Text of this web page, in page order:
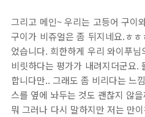
그리고 메인~ 우리는 고등어 구이
구이가 비쥬얼은 좀 뒤지네요.ㅎ
었습니다. 희한하게 우리 와이푸
비릿하다는 평가가 내려지더군요.
합니다만.. 그래도 좀 비리다는 느
스를 옆에 놔두는 것도 괜찮지 않
뭐 그러나 다시 말하지만 저는 만